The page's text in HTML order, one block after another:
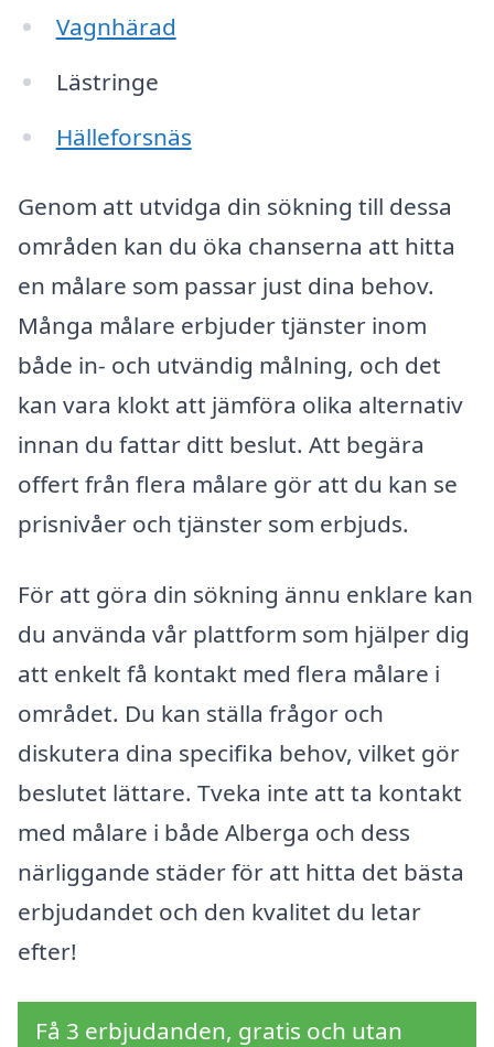
Vagnhärad
Lästringe
Hälleforsnäs
Genom att utvidga din sökning till dessa
områden kan du öka chanserna att hitta
en målare som passar just dina behov.
Många målare erbjuder tjänster inom
både in- och utvändig målning, och det
kan vara klokt att jämföra olika alternativ
innan du fattar ditt beslut. Att begära
offert från flera målare gör att du kan se
prisnivåer och tjänster som erbjuds.
För att göra din sökning ännu enklare kan
du använda vår plattform som hjälper dig
att enkelt få kontakt med flera målare i
området. Du kan ställa frågor och
diskutera dina specifika behov, vilket gör
beslutet lättare. Tveka inte att ta kontakt
med målare i både Alberga och dess
närliggande städer för att hitta det bästa
erbjudandet och den kvalitet du letar
efter!
Få 3 erbjudanden, gratis och utan